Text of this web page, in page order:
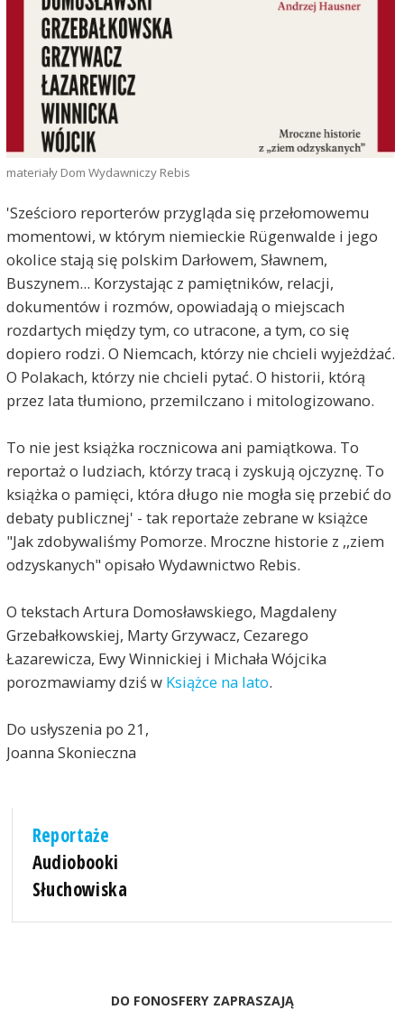
materiały Dom Wydawniczy Rebis
'Sześcioro reporterów przygląda się przełomowemu
momentowi, w którym niemieckie Rügenwalde i jego
okolice stają się polskim Darłowem, Sławnem,
Buszynem... Korzystając z pamiętników, relacji,
dokumentów i rozmów, opowiadają o miejscach
rozdartych między tym, co utracone, a tym, co się
dopiero rodzi. O Niemcach, którzy nie chcieli wyjeżdżać.
O Polakach, którzy nie chcieli pytać. O historii, którą
przez lata tłumiono, przemilczano i mitologizowano.
To nie jest książka rocznicowa ani pamiątkowa. To
reportaż o ludziach, którzy tracą i zyskują ojczyznę. To
książka o pamięci, która długo nie mogła się przebić do
debaty publicznej' - tak reportaże zebrane w książce
"Jak zdobywaliśmy Pomorze. Mroczne historie z ,,ziem
odzyskanych" opisało Wydawnictwo Rebis.
O tekstach Artura Domosławskiego, Magdaleny
Grzebałkowskiej, Marty Grzywacz, Cezarego
Łazarewicza, Ewy Winnickiej i Michała Wójcika
porozmawiamy dziś w Książce na lato.
Do usłyszenia po 21,
Joanna Skonieczna
Reportaże
Audiobooki
Słuchowiska
DO FONOSFERY ZAPRASZAJĄ